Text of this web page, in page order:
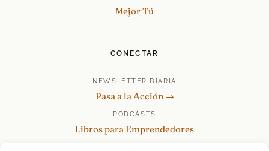
Mejor Tú
CONECTAR
NEWSLETTER DIARIA
Pasa a la Acción →
PODCASTS
Libros para Emprendedores